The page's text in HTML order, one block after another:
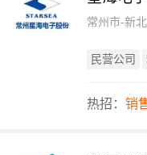
常州市-新
民营公司
热招： 销